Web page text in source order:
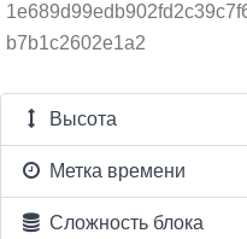
b7b1c2602e1a2
Высота
Метка времени
Сложность блока